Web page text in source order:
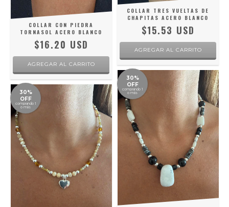
COLLAR CON PIEDRA
TORNASOL ACERO BLANCO
$16.20 USD
COLLAR TRES VUELTAS DE
CHAPITAS ACERO BLANCO
$15.53 USD
30%
OFF
comprando 1
o más
30%
OFF
comprando 1
o más